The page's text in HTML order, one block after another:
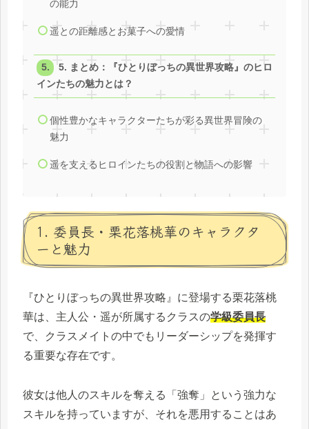
の能力
遥との距離感とお菓子への愛情
5. まとめ：『ひとりぼっちの異世界攻略』のヒロ
インたちの魅力とは？
個性豊かなキャラクターたちが彩る異世界冒険の
魅力
遥を支えるヒロインたちの役割と物語への影響
1. 委員長・栗花落桃華のキャラクタ
ーと魅力
『ひとりぼっちの異世界攻略』に登場する栗花落桃
華は、主人公・遥が所属するクラスの学級委員長
で、クラスメイトの中でもリーダーシップを発揮す
る重要な存在です。
彼女は他人のスキルを奪える「強奪」という強力な
スキルを持っていますが、それを悪用することはあ